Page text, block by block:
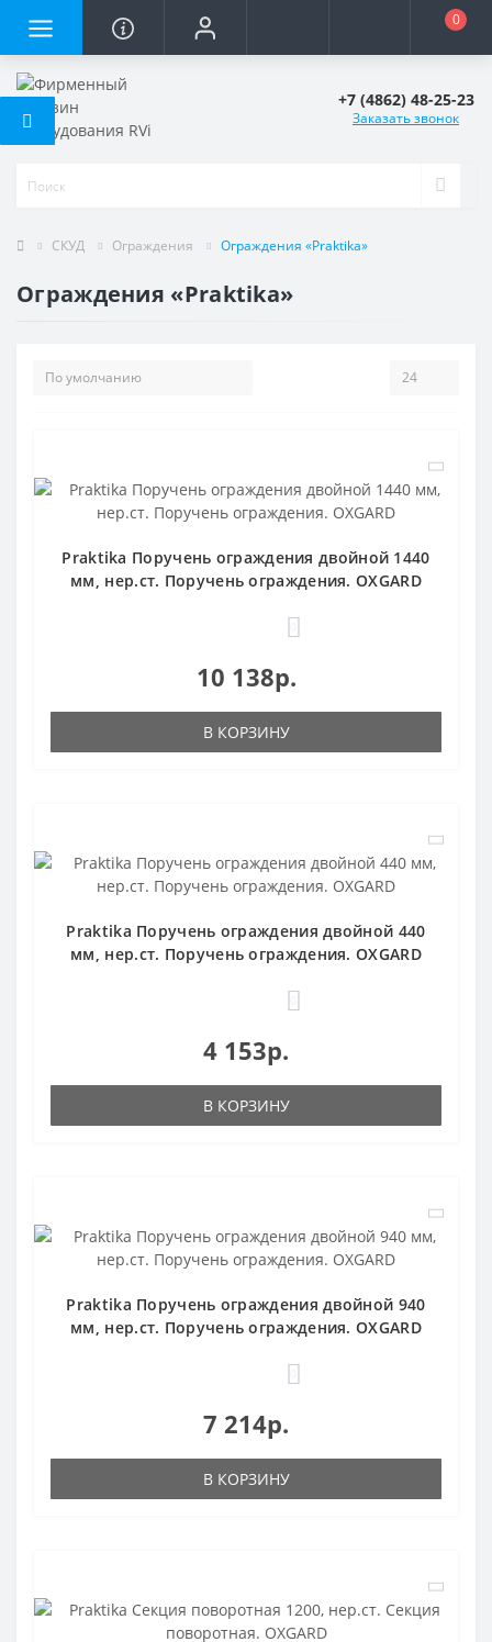
0
+7 (4862) 48-25-23
Заказать звонок
СКУД Ограждения Ограждения «Praktika»
Ограждения «Praktika»
Praktika Поручень ограждения двойной 1440
мм, нер.ст. Поручень ограждения. OXGARD
10 138р.
В КОРЗИНУ
Praktika Поручень ограждения двойной 440
мм, нер.ст. Поручень ограждения. OXGARD
4 153р.
В КОРЗИНУ
Praktika Поручень ограждения двойной 940
мм, нер.ст. Поручень ограждения. OXGARD
7 214р.
В КОРЗИНУ